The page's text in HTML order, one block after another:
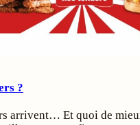
?
arrivent… Et quoi de